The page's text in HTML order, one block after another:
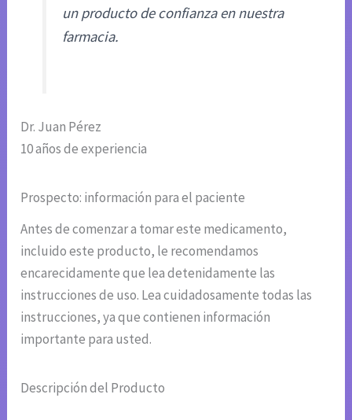
un producto de confianza en nuestra
farmacia.
Dr. Juan Pérez
10 años de experiencia
Prospecto: información para el paciente
Antes de comenzar a tomar este medicamento,
incluido este producto, le recomendamos
encarecidamente que lea detenidamente las
instrucciones de uso. Lea cuidadosamente todas las
instrucciones, ya que contienen información
importante para usted.
Descripción del Producto